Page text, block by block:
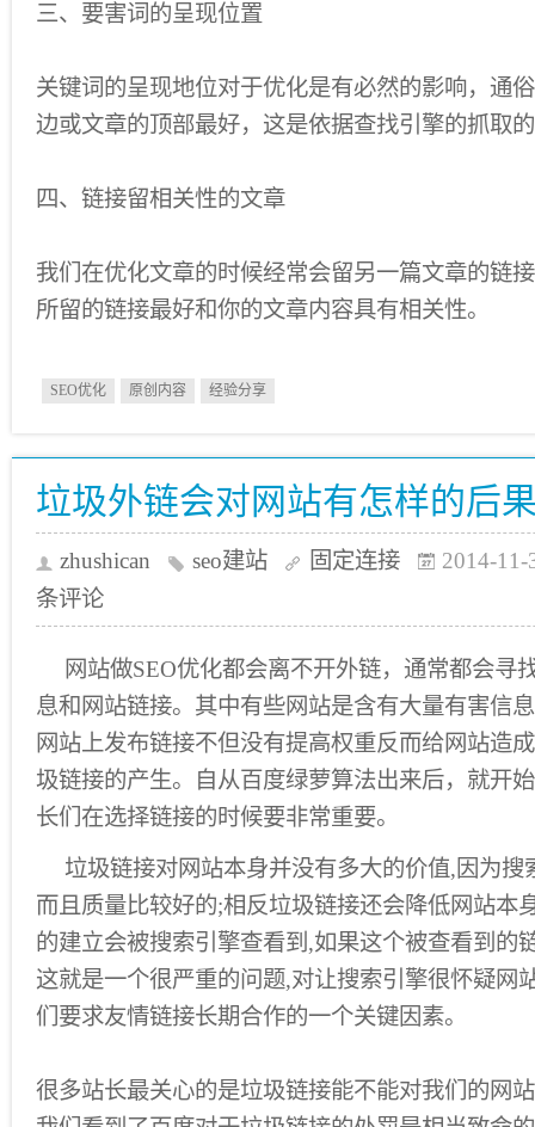
三、要害词的呈现位置
关键词的呈现地位对于优化是有必然的影响，通
边或文章的顶部最好，这是依据查找引擎的抓取
四、链接留相关性的文章
我们在优化文章的时候经常会留另一篇文章的链
所留的链接最好和你的文章内容具有相关性。
SEO优化 原创内容 经验分享
垃圾外链会对网站有怎样的后
zhushican seo建站 固定连接
2014-11-
条评论
网站做SEO优化都会离不开外链，通常都会寻
息和网站链接。其中有些网站是含有大量有害信
网站上发布链接不但没有提高权重反而给网站造
圾链接的产生。自从百度绿萝算法出来后，就开
长们在选择链接的时候要非常重要。
垃圾链接对网站本身并没有多大的价值,因为搜
而且质量比较好的;相反垃圾链接还会降低网站本
的建立会被搜索引擎查看到,如果这个被查看到的
这就是一个很严重的问题,对让搜索引擎很怀疑网
们要求友情链接长期合作的一个关键因素。
很多站长最关心的是垃圾链接能不能对我们的网